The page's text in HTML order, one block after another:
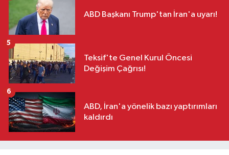
ABD Başkanı Trump'tan İran'a uyarı!
Teksif'te Genel Kurul Öncesi
Değişim Çağrısı!
5
ABD, İran'a yönelik bazı yaptırımları
kaldırdı
6